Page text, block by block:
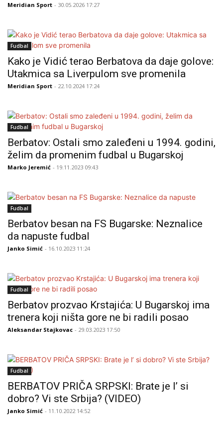
Meridian Sport - 30.05.2026 17:27
Fudbal
Kako je Vidić terao Berbatova da daje golove:
Utakmica sa Liverpulom sve promenila
Meridian Sport - 22.10.2024 17:24
Fudbal
Berbatov: Ostali smo zaleđeni u 1994. godini,
želim da promenim fudbal u Bugarskoj
Marko Jeremić - 19.11.2023 09:43
Fudbal
Berbatov besan na FS Bugarske: Neznalice
da napuste fudbal
Janko Simić - 16.10.2023 11:24
Fudbal
Berbatov prozvao Krstajića: U Bugarskoj ima
trenera koji ništa gore ne bi radili posao
Aleksandar Stajkovac - 29.03.2023 17:50
Fudbal
BERBATOV PRIČA SRPSKI: Brate je l’ si
dobro? Vi ste Srbija? (VIDEO)
Janko Simić - 11.10.2022 14:52